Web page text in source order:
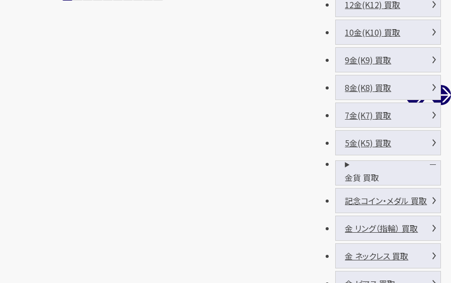
12金(K12) 買取
10金(K10) 買取
9金(K9) 買取
8金(K8) 買取
7金(K7) 買取
5金(K5) 買取
金貨 買取
記念コイン・メダル 買取
金 リング（指輪） 買取
金 ネックレス 買取